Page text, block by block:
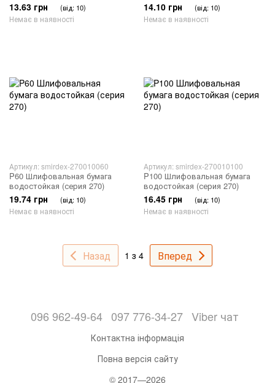
13.63 грн (від: 10)
Немає в наявності
14.10 грн (від: 10)
Немає в наявності
Артикул: smirdex-270010060
P60 Шлифовальная бумага
водостойкая (серия 270)
19.74 грн (від: 10)
Немає в наявності
Артикул: smirdex-270010100
P100 Шлифовальная бумага
водостойкая (серия 270)
16.45 грн (від: 10)
Немає в наявності
Назад 1 з 4 Вперед
096 962-49-64 097 776-34-27 Viber чат
Контактна інформація
Повна версія сайту
© 2017—2026